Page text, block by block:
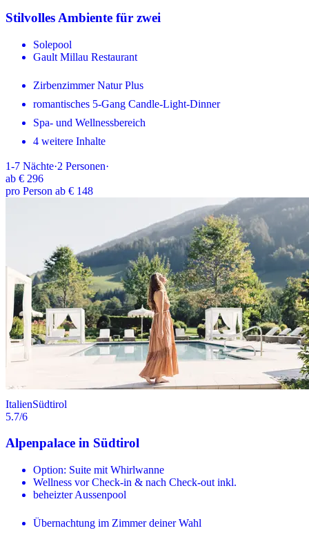
Stilvolles Ambiente für zwei
Solepool
Gault Millau Restaurant
Zirbenzimmer Natur Plus
romantisches 5-Gang Candle-Light-Dinner
Spa- und Wellnessbereich
4 weitere Inhalte
1-7 Nächte·2 Personen·
ab € 296
pro Person ab € 148
ItalienSüdtirol
5.7/6
Alpenpalace in Südtirol
Option: Suite mit Whirlwanne
Wellness vor Check-in & nach Check-out inkl.
beheizter Aussenpool
Übernachtung im Zimmer deiner Wahl